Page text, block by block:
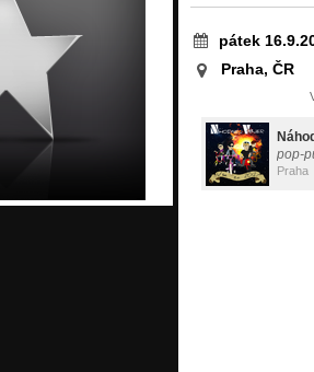
pátek
Praha, ČR
pop-
Praha